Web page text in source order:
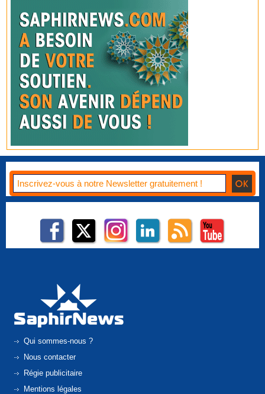
Qui sommes-nous ?
Nous contacter
Régie publicitaire
Mentions légales